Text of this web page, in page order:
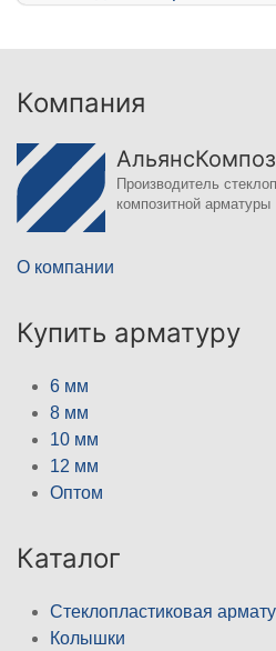
Компания
Производитель
композитной арматуры
О компании
Купить арматуру
6 мм
8 мм
10 мм
12 мм
Оптом
Каталог
Стеклопластиковая
Колышки